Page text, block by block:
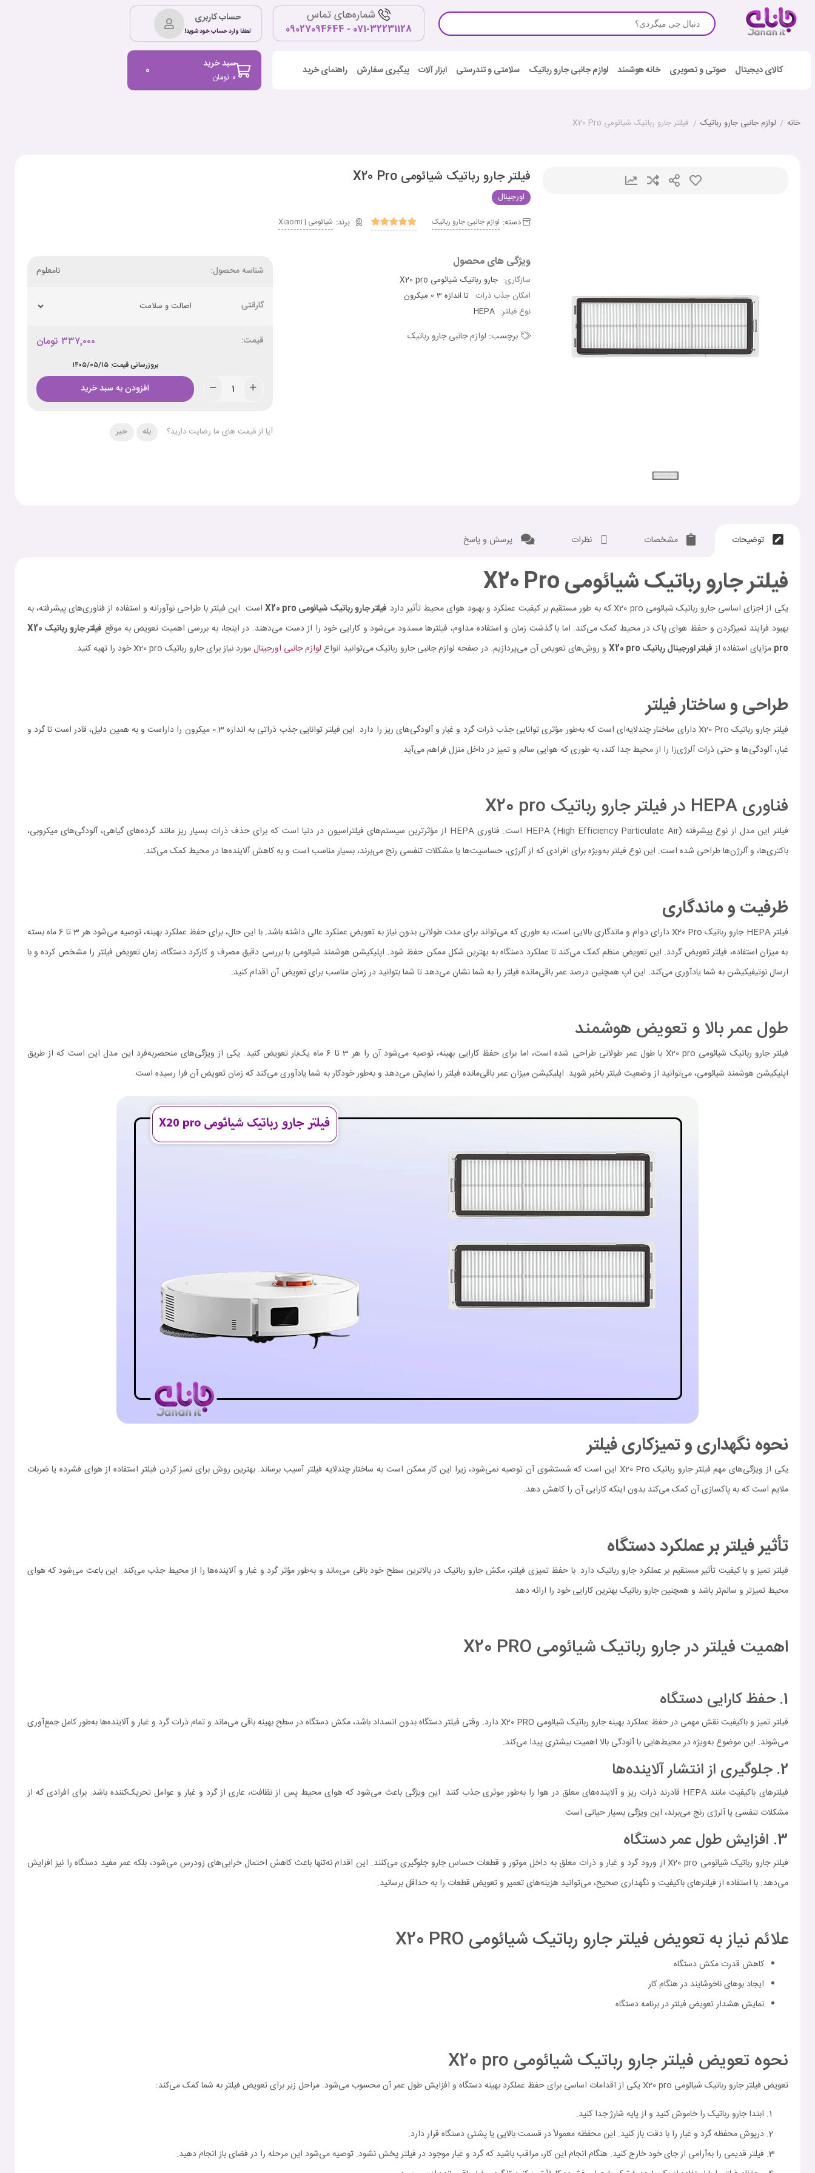
شماره‌های تماس
071-32231128 - 09027094644
حساب کاربری
لطفا وارد حساب خود شوید!
کالای دیجیتال صوتی و تصویری خانه هوشمند لوازم جانبی جارو رباتیک سلامتی و تندرستی ابزار آلات پیگیری سفارش راهنمای خرید سبد خرید
تومان ۰ 0
خانه / لوازم جانبی جارو رباتیک / فیلتر جارو رباتیک شیائومی X20 Pro
فیلتر جارو رباتیک شیائومی X20 Pro
اورجینال
دسته: لوازم جانبی جارو رباتیک شیائومی | Xiaomi
ویژگی های محصول
سازگاری: جارو رباتیک شیائومی X20 pro
امکان جذب ذرات: تا اندازه 0.3 میکرون
نوع فیلتر: HEPA
برچسب: لوازم جانبی جارو رباتیک
شناسه محصول: نامعلوم
گارانتی
تومان ۳۳۷,۰۰۰
بروزرسانی قیمت: ۱۴۰۵/۰۵/۱۵
افزودن به سبد خرید
آیا از قیمت های ما رضایت دارید؟ بله خیر
توضیحات مشخصات نظرات پرسش و پاسخ
فیلتر جارو رباتیک شیائومی X20 Pro
یکی از اجزای اساسی جارو رباتیک شیائومی X20 pro که به طور مستقیم بر کیفیت عملکرد و بهبود هوای محیط تأثیر دارد فیلتر جارو رباتیک شیائومی X20 pro است. این فیلتر با طراحی نوآورانه و استفاده از فناوری‌های پیشرفته، به
بهبود فرایند تمیزکردن و حفظ هوای پاک در محیط کمک می‌کند. اما با گذشت زمان و استفاده مداوم، فیلتر‌ها مسدود می‌شود و کارایی خود را از دست می‌دهند. در اینجا، به بررسی اهمیت تعویض به موقع فیلتر جارو رباتیک X20
pro مزایای استفاده ازفیلتر اورجینال رباتیک X20 pro و روش‌های تعویض آن می‌پردازیم. در صفحه لوازم جانبی جارو رباتیک می‌توانید انواع لوازم جانبی اورجینالمورد نیاز برای جارو رباتیک X20 pro خود را تهیه کنید.
طراحی و ساختار فیلتر
فیلتر جارو رباتیک X20 Pro دارای ساختار چندلایه‌ای است که به‌طور مؤثری توانایی جذب ذرات گرد و غبار و آلودگی‌های ریز را دارد. این فیلتر توانایی جذب ذراتی به اندازه 0.3 میکرون را داراست و به همین دلیل، قادر است تا گرد و
غبار، آلودگی‌ها و حتی ذرات آلرژی‌زا را از محیط جدا کند، به طوری که هوایی سالم و تمیز در داخل منزل فراهم می‌آید.
فناوری HEPA در فیلتر جارو رباتیک X20 pro
فیلتر این مدل از نوع پیشرفته HEPA (High Efficiency Particulate Air) است. فناوری HEPA از مؤثرترین سیستم‌های فیلتراسیون در دنیا است که برای حذف ذرات بسیار ریز مانند گرده‌های گیاهی، آلودگی‌های میکروبی،
باکتری‌ها، و آلرژن‌ها طراحی شده است. این نوع فیلتر به‌ویژه برای افرادی که از آلرژی، حساسیت‌ها یا مشکلات تنفسی رنج می‌برند، بسیار مناسب است و به کاهش آلاینده‌ها در محیط کمک می‌کند.
ظرفیت و ماندگاری
فیلتر HEPA جارو رباتیک X20 Pro دارای دوام و ماندگاری بالایی است، به طوری که می‌تواند برای مدت طولانی بدون نیاز به تعویض عملکرد عالی داشته باشد. با این حال، برای حفظ عملکرد بهینه، توصیه می‌شود هر 3 تا 6 ماه بسته
به میزان استفاده، فیلتر تعویض گردد. این تعویض منظم کمک می‌کند تا عملکرد دستگاه به بهترین شکل ممکن حفظ شود. اپلیکیشن هوشمند شیائومی با بررسی دقیق مصرف و کارکرد دستگاه، زمان تعویض فیلتر را مشخص کرده و با
ارسال نوتیفیکیشن به شما یادآوری می‌کند. این اپ همچنین درصد عمر باقی‌مانده فیلتر را به شما نشان می‌دهد تا شما بتوانید در زمان مناسب برای تعویض آن اقدام کنید.
طول عمر بالا و تعویض هوشمند
فیلتر جارو رباتیک شیائومی X20 pro با طول عمر طولانی طراحی شده است، اما برای حفظ کارایی بهینه، توصیه می‌شود آن را هر 3 تا 6 ماه یک‌بار تعویض کنید. یکی از ویژگی‌های منحصربه‌فرد این مدل این است که از طریق
اپلیکیشن هوشمند شیائومی، می‌توانید از وضعیت فیلتر باخبر شوید. اپلیکیشن میزان عمر باقی‌مانده فیلتر را نمایش می‌دهد و به‌طور خودکار به شما یادآوری می‌کند که زمان تعویض آن فرا رسیده است.
نحوه نگهداری و تمیزکاری فیلتر
یکی از ویژگی‌های مهم فیلتر جارو رباتیک X20 Pro این است که شستشوی آن توصیه نمی‌شود، زیرا این کار ممکن است به ساختار چندلایه فیلتر آسیب برساند. بهترین روش برای تمیز کردن فیلتر استفاده از هوای فشرده یا ضربات
ملایم است که به پاکسازی آن کمک می‌کند بدون اینکه کارایی آن را کاهش دهد.
تأثیر فیلتر بر عملکرد دستگاه
فیلتر تمیز و با کیفیت تأثیر مستقیم بر عملکرد جارو رباتیک دارد. با حفظ تمیزی فیلتر، مکش جارو رباتیک در بالاترین سطح خود باقی می‌ماند و به‌طور مؤثر گرد و غبار و آلاینده‌ها را از محیط جذب می‌کند. این باعث می‌شود که هوای
محیط تمیزتر و سالم‌تر باشد و همچنین جارو رباتیک بهترین کارایی خود را ارائه دهد.
اهمیت فیلتر در جارو رباتیک شیائومی X20 PRO
1. حفظ کارایی دستگاه
فیلتر تمیز و باکیفیت نقش مهمی در حفظ عملکرد بهینه جارو رباتیک شیائومی X20 PRO دارد. وقتی فیلتر دستگاه بدون انسداد باشد، مکش دستگاه در سطح بهینه باقی می‌ماند و تمام ذرات گرد و غبار و آلاینده‌ها به‌طور کامل جمع‌آوری
می‌شوند. این موضوع به‌ویژه در محیط‌هایی با آلودگی بالا اهمیت بیشتری پیدا می‌کند.
2. جلوگیری از انتشار آلاینده‌ها
فیلترهای باکیفیت مانند HEPA قادرند ذرات ریز و آلاینده‌های معلق در هوا را به‌طور موثری جذب کنند. این ویژگی باعث می‌شود که هوای محیط پس از نظافت، عاری از گرد و غبار و عوامل تحریک‌کننده باشد. برای افرادی که از
مشکلات تنفسی یا آلرژی رنج می‌برند، این ویژگی بسیار حیاتی است.
3. افزایش طول عمر دستگاه
فیلتر جارو رباتیک شیائومی X20 pro از ورود گرد و غبار و ذرات معلق به داخل موتور و قطعات حساس جارو جلوگیری می‌کنند. این اقدام نه‌تنها باعث کاهش احتمال خرابی‌های زودرس می‌شود، بلکه عمر مفید دستگاه را نیز افزایش
می‌دهد. با استفاده از فیلترهای باکیفیت و نگهداری صحیح، می‌توانید هزینه‌های تعمیر و تعویض قطعات را به حداقل برسانید.
علائم نیاز به تعویض فیلتر جارو رباتیک شیائومی X20 PRO
کاهش قدرت مکش دستگاه
ایجاد بوهای ناخوشایند در هنگام کار
نمایش هشدار تعویض فیلتر در برنامه دستگاه
نحوه تعویض فیلتر جارو رباتیک شیائومی X20 pro
تعویض فیلتر جارو رباتیک شیائومی X20 pro یکی از اقدامات اساسی برای حفظ عملکرد بهینه دستگاه و افزایش طول عمر آن محسوب می‌شود. مراحل زیر برای تعویض فیلتر به شما کمک می‌کند:
ابتدا جارو رباتیک را خاموش کنید و از پایه شارژ جدا کنید.
درپوش محفظه گرد و غبار را با دقت باز کنید. این محفظه معمولاً در قسمت بالایی یا پشتی دستگاه قرار دارد.
فیلتر قدیمی را به‌آرامی از جای خود خارج کنید. هنگام انجام این کار، مراقب باشید که گرد و غبار موجود در فیلتر پخش نشود. توصیه می‌شود این مرحله را در فضای باز انجام دهید.